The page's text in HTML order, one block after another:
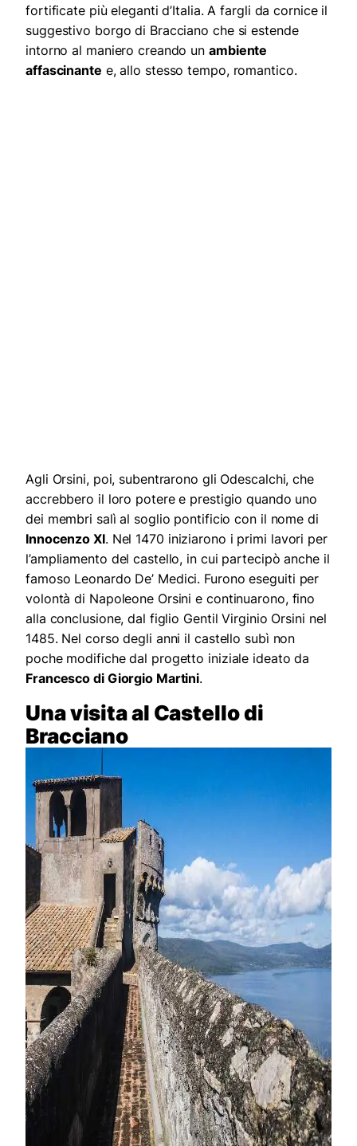
fortificate più eleganti d’Italia. A fargli da cornice il
suggestivo borgo di Bracciano che si estende
intorno al maniero creando un ambiente
affascinante e, allo stesso tempo, romantico.
Agli Orsini, poi, subentrarono gli Odescalchi, che
accrebbero il loro potere e prestigio quando uno
dei membri salì al soglio pontificio con il nome di
Innocenzo XI. Nel 1470 iniziarono i primi lavori per
l’ampliamento del castello, in cui partecipò anche il
famoso Leonardo De’ Medici. Furono eseguiti per
volontà di Napoleone Orsini e continuarono, fino
alla conclusione, dal figlio Gentil Virginio Orsini nel
1485. Nel corso degli anni il castello subì non
poche modifiche dal progetto iniziale ideato da
Francesco di Giorgio Martini.
Una visita al Castello di
Bracciano